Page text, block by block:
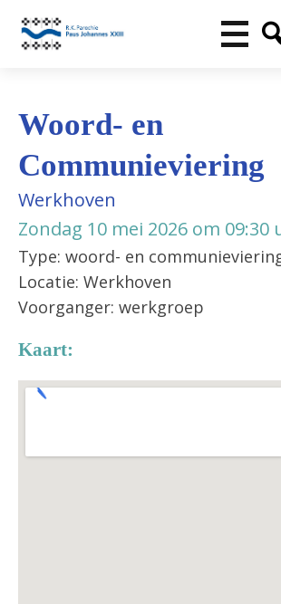
Woord- en
Communieviering
Werkhoven
Zondag 10 mei 2026 om 09:30
Type: woord- en
Locatie: Werkhoven
Voorganger: werkgroep
Kaart: